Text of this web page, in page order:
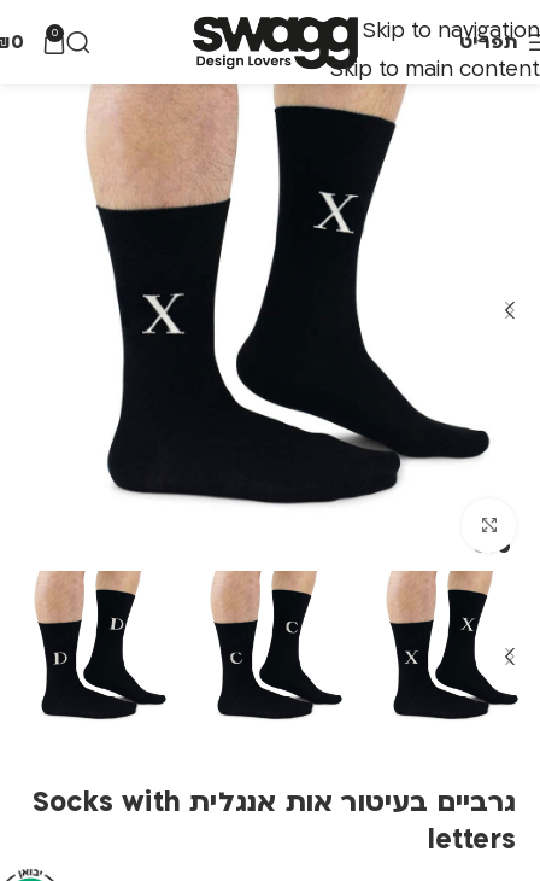
Skip to navigation
Skip to main content
תפריט 0
0
גרביים בעיטור אות אנגלית Socks with
letters